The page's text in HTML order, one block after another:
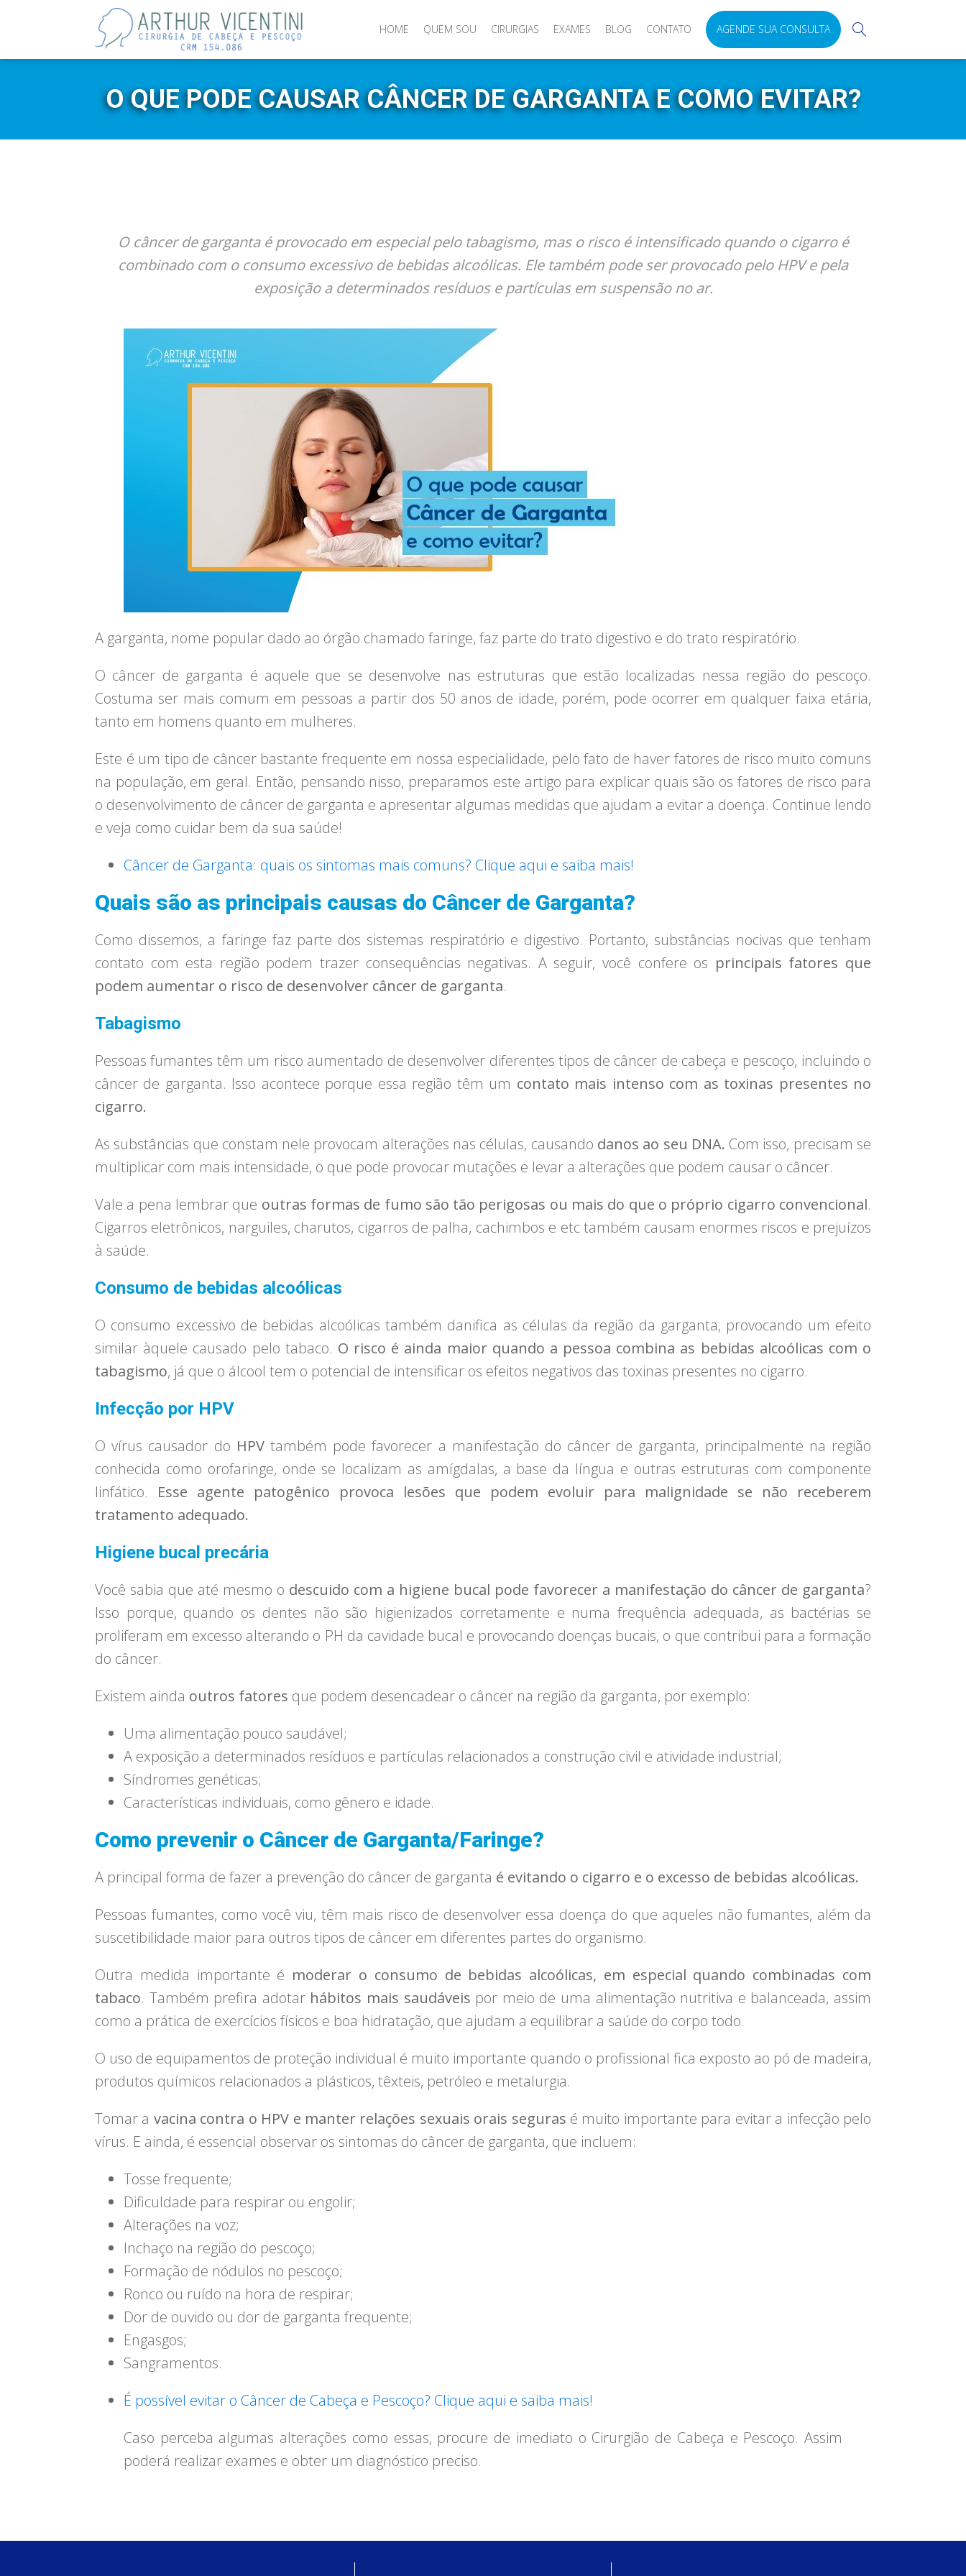
HOME QUEM SOU CIRURGIAS EXAMES BLOG CONTATO AGENDE SUA CONSULTA
O QUE PODE CAUSAR CÂNCER DE GARGANTA E COMO EVITAR?
O câncer de garganta é provocado em especial pelo tabagismo, mas o risco é intensificado quando o cigarro é
combinado com o consumo excessivo de bebidas alcoólicas. Ele também pode ser provocado pelo HPV e pela
exposição a determinados resíduos e partículas em suspensão no ar.
A garganta, nome popular dado ao órgão chamado faringe, faz parte do trato digestivo e do trato respiratório.
O câncer de garganta é aquele que se desenvolve nas estruturas que estão localizadas nessa região do pescoço.
Costuma ser mais comum em pessoas a partir dos 50 anos de idade, porém, pode ocorrer em qualquer faixa etária,
tanto em homens quanto em mulheres.
Este é um tipo de câncer bastante frequente em nossa especialidade, pelo fato de haver fatores de risco muito comuns
na população, em geral. Então, pensando nisso, preparamos este artigo para explicar quais são os fatores de risco para
o desenvolvimento de câncer de garganta e apresentar algumas medidas que ajudam a evitar a doença. Continue lendo
e veja como cuidar bem da sua saúde!
Câncer de Garganta: quais os sintomas mais comuns? Clique aqui e saiba mais!
Quais são as principais causas do Câncer de Garganta?
Como dissemos, a faringe faz parte dos sistemas respiratório e digestivo. Portanto, substâncias nocivas que tenham
contato com esta região podem trazer consequências negativas. A seguir, você confere os principais fatores que
podem aumentar o risco de desenvolver câncer de garganta.
Tabagismo
Pessoas fumantes têm um risco aumentado de desenvolver diferentes tipos de câncer de cabeça e pescoço, incluindo o
câncer de garganta. Isso acontece porque essa região têm um contato mais intenso com as toxinas presentes no
cigarro.
As substâncias que constam nele provocam alterações nas células, causando danos ao seu DNA. Com isso, precisam se
multiplicar com mais intensidade, o que pode provocar mutações e levar a alterações que podem causar o câncer.
Vale a pena lembrar que outras formas de fumo são tão perigosas ou mais do que o próprio cigarro convencional.
Cigarros eletrônicos, narguiles, charutos, cigarros de palha, cachimbos e etc também causam enormes riscos e prejuízos
à saúde.
Consumo de bebidas alcoólicas
O consumo excessivo de bebidas alcoólicas também danifica as células da região da garganta, provocando um efeito
similar àquele causado pelo tabaco. O risco é ainda maior quando a pessoa combina as bebidas alcoólicas com o
tabagismo, já que o álcool tem o potencial de intensificar os efeitos negativos das toxinas presentes no cigarro.
Infecção por HPV
O vírus causador do HPV também pode favorecer a manifestação do câncer de garganta, principalmente na região
conhecida como orofaringe, onde se localizam as amígdalas, a base da língua e outras estruturas com componente
linfático. Esse agente patogênico provoca lesões que podem evoluir para malignidade se não receberem
tratamento adequado.
Higiene bucal precária
Você sabia que até mesmo o descuido com a higiene bucal pode favorecer a manifestação do câncer de garganta?
Isso porque, quando os dentes não são higienizados corretamente e numa frequência adequada, as bactérias se
proliferam em excesso alterando o PH da cavidade bucal e provocando doenças bucais, o que contribui para a formação
do câncer.
Existem ainda outros fatores que podem desencadear o câncer na região da garganta, por exemplo:
Uma alimentação pouco saudável;
A exposição a determinados resíduos e partículas relacionados a construção civil e atividade industrial;
Síndromes genéticas;
Características individuais, como gênero e idade.
Como prevenir o Câncer de Garganta/Faringe?
A principal forma de fazer a prevenção do câncer de garganta é evitando o cigarro e o excesso de bebidas alcoólicas.
Pessoas fumantes, como você viu, têm mais risco de desenvolver essa doença do que aqueles não fumantes, além da
suscetibilidade maior para outros tipos de câncer em diferentes partes do organismo.
Outra medida importante é moderar o consumo de bebidas alcoólicas, em especial quando combinadas com
tabaco. Também prefira adotar hábitos mais saudáveis por meio de uma alimentação nutritiva e balanceada, assim
como a prática de exercícios físicos e boa hidratação, que ajudam a equilibrar a saúde do corpo todo.
O uso de equipamentos de proteção individual é muito importante quando o profissional fica exposto ao pó de madeira,
produtos químicos relacionados a plásticos, têxteis, petróleo e metalurgia.
Tomar a vacina contra o HPV e manter relações sexuais orais seguras é muito importante para evitar a infecção pelo
vírus. E ainda, é essencial observar os sintomas do câncer de garganta, que incluem:
Tosse frequente;
Dificuldade para respirar ou engolir;
Alterações na voz;
Inchaço na região do pescoço;
Formação de nódulos no pescoço;
Ronco ou ruído na hora de respirar;
Dor de ouvido ou dor de garganta frequente;
Engasgos;
Sangramentos.
É possível evitar o Câncer de Cabeça e Pescoço? Clique aqui e saiba mais!
Caso perceba algumas alterações como essas, procure de imediato o Cirurgião de Cabeça e Pescoço. Assim
poderá realizar exames e obter um diagnóstico preciso.